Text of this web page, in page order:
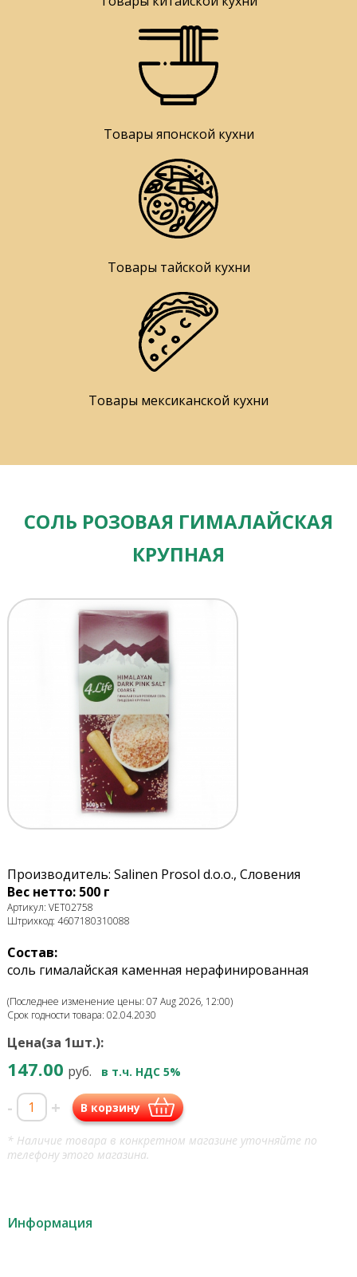
Товары японской кухни
Товары тайской кухни
Товары мексиканской кухни
СОЛЬ РОЗОВАЯ ГИМАЛАЙСКАЯ
КРУПНАЯ
Производитель: Salinen Prosol d.o.o., Словения
Вес нетто: 500 г
Артикул: VET02758
Штрихкод: 4607180310088
Состав:
соль гималайская каменная нерафинированная
(Последнее изменение цены: 07 Aug 2026, 12:00)
Срок годности товара: 02.04.2030
Цена(за 1шт.):
147.00 руб. в т.ч. НДС 5%
- + В корзину
* Наличие товара в конкретном магазине уточняйте по
телефону этого магазина.
Информация